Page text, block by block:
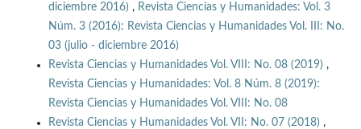
diciembre 2016) , Revista Ciencias y Humanidades: Vol. 3
Núm. 3 (2016): Revista Ciencias y Humanidades Vol. III: No.
03 (julio - diciembre 2016)
Revista Ciencias y Humanidades Vol. VIII: No. 08 (2019) ,
Revista Ciencias y Humanidades: Vol. 8 Núm. 8 (2019):
Revista Ciencias y Humanidades Vol. VIII: No. 08
Revista Ciencias y Humanidades Vol. VII: No. 07 (2018) ,